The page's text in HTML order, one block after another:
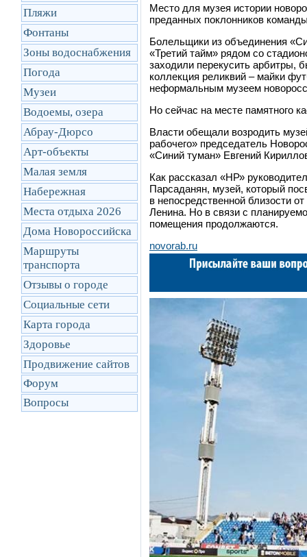
Пляжи
Фонтаны
Зоны водоснабжения
Погода
Музеи
Водоемы, озера
Абрау-Дюрсо
Арт-объекты
Малая земля
Набережная
Места отдыха 2026
Дома Новороссийска
Маршруты
транcпорта
Отзывы о городе
Социальные сети
Карта города
Здоровье
Продвижение сайтов
Форум
Вопросы
Место для музея истории
преданных поклонников
Болельщики из объединения
«Третий тайм» рядом со
заходили перекусить арбитры,
коллекция реликвий – майки
неформальным музеем
Но сейчас на месте памятного
Власти обещали возродить
рабочего» председатель
«Синий туман» Евгений
Как рассказал «НР»
Парсаданян, музей, который
в непосредственной близости
Ленина. Но в связи с
помещения продолжаются.
novorab.ru